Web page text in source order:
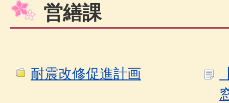
営繕課
耐震改修促進計画